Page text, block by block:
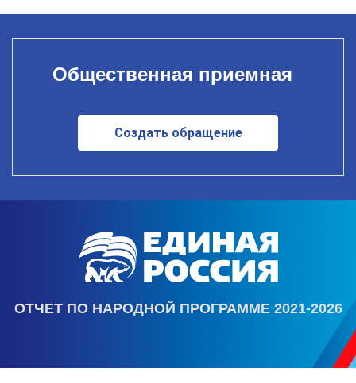
Общественная приемная
Создать обращение
ОТЧЕТ ПО НАРОДНОЙ ПРОГРАММЕ 2021-2026